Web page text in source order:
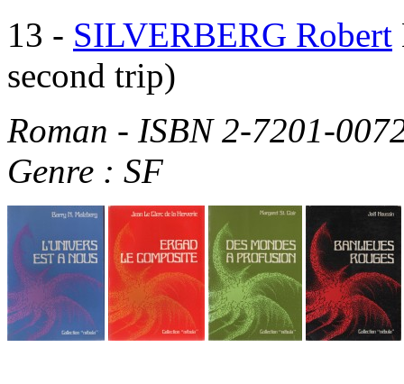
13 - SILVERBERG Robert
second trip)
Roman - ISBN 2-7201-
Genre : SF